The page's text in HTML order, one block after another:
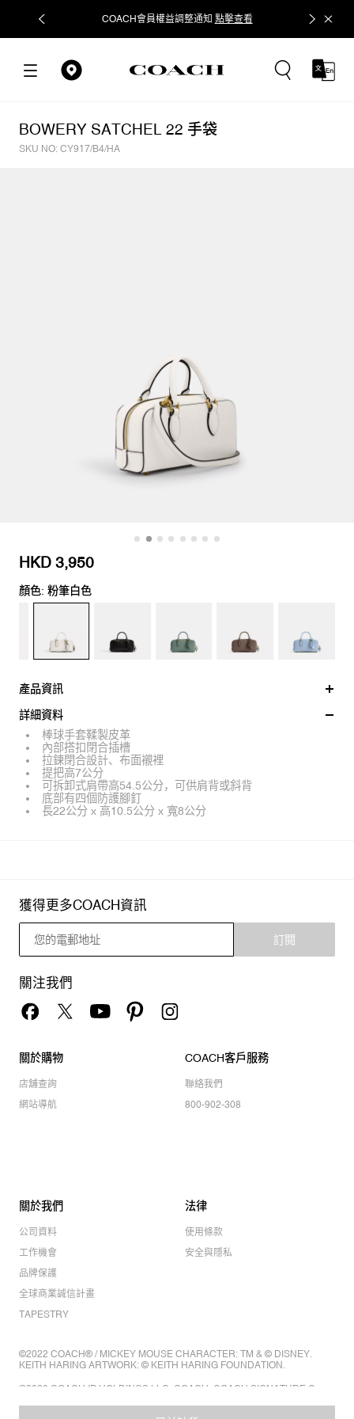
COACH會員權益調整通知 點擊查看 立即追蹤
BOWERY SATCHEL 22 手袋
SKU NO: CY917/B4/HA
HKD 3,950
顏色: 粉筆白色
產品資訊
詳細資料
棒球手套鞣製皮革
內部搭扣閉合插槽
拉鍊閉合設計、布面襯裡
提把高7公分
可拆卸式肩帶高54.5公分，可供肩背或斜背
底部有四個防護腳釘
長22公分 x 高10.5公分 x 寬8公分
獲得更多COACH資訊
訂閱
關注我們
關於購物
店舖查詢
網站導航
COACH客戶服務
聯絡我們
800-902-308
關於我們
公司資料
工作機會
品牌保護
全球商業誠信計畫
TAPESTRY
法律
使用條款
安全與隱私
©2022 COACH® / MICKEY MOUSE CHARACTER: TM & © DISNEY.
KEITH HARING ARTWORK: © KEITH HARING FOUNDATION.
©2022 COACH IP HOLDINGS LLC. COACH, COACH SIGNATURE C